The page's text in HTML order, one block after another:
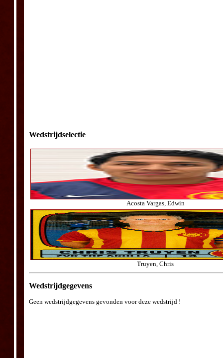
Wedstrijdselectie
Acosta Vargas, Edwin
Truyen, Chris
Wedstrijdgegevens
Geen wedstrijdgegevens gevonden voor deze wedstrijd !